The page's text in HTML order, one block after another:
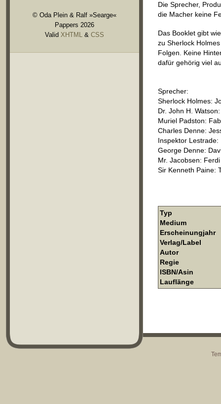
© Oda Plein & Ralf »Searge«
Pappers 2026
Valid XHTML & CSS
Die Sprecher,
die Macher keine
Das Booklet gibt
zu Sherlock
Folgen. Keine
dafür gehörig viel
Sprecher:
Sherlock Holmes:
Dr. John H.
Muriel Padston:
Charles Denne:
Inspektor Lestrade:
George Denne:
Mr. Jacobsen:
Sir Kenneth Paine:
Typ
Medium
Erscheinungjahr
Verlag/Label
Autor
Regie
ISBN/Asin
Lauflänge